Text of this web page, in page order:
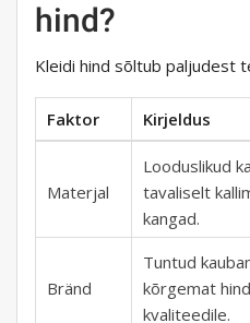
hind?
Kleidi hind sõltub paljudest
Faktor Kirjeldus
Materjal
Looduslikud
tavaliselt
kangad.
Bränd
Tuntud
kõrgemat
kvaliteedile.